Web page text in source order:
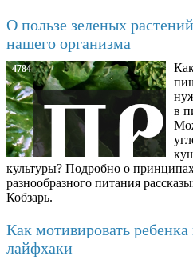
О пользе зеленых
нашего организма
4784
в
культуры? Подробно о
разнообразного питания
Кобзарь.
Как мотивировать
лайфхаки